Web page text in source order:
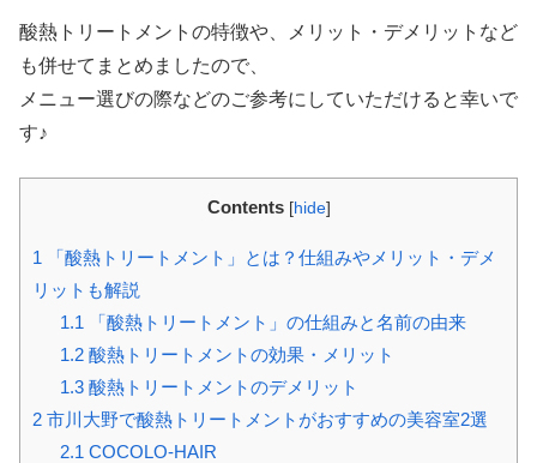
酸熱トリートメントの特徴や、メリット・デメリットなど
も併せてまとめましたので、
メニュー選びの際などのご参考にしていただけると幸いで
す♪
Contents [hide]
1 「酸熱トリートメント」とは？仕組みやメリット・デメ
リットも解説
1.1 「酸熱トリートメント」の仕組みと名前の由来
1.2酸熱トリートメントの効果・メリット
1.3酸熱トリートメントのデメリット
2 市川大野で酸熱トリートメントがおすすめの美容室2選
2.1 COCOLO-HAIR